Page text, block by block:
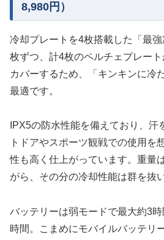
8,980円）
冷却プレートを4枚搭載した「最
枚ずつ、計4枚のペルチェプレー
カバーするため、「キンキンに冷
最適です。
IPX5の防水性能を備えており、汗
トドアやスポーツ観戦での使用を
性も高く仕上がっています。重量
がら、その分の冷却性能は群を抜
バッテリーは弱モードで最大約3
時間。こまめにモバイルバッテリ